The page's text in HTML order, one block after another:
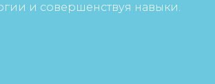
и совершенствуя навыки.